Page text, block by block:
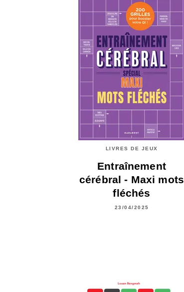
LIVRES DE JEUX
Entraînement
cérébral - Maxi mots
fléchés
23/04/2025